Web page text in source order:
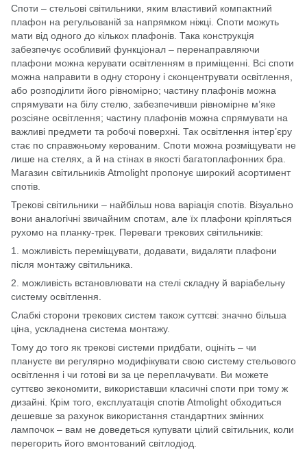
Споти – стельові світильники, яким властивий компактний
плафон на регульованій за напрямком ніжці. Споти можуть
мати від одного до кількох плафонів. Така конструкція
забезпечує особливий функціонал – перенаправляючи
плафони можна керувати освітленням в приміщенні. Всі споти
можна направити в одну сторону і сконцентрувати освітлення,
або розподілити його рівномірно; частину плафонів можна
спрямувати на білу стелю, забезпечивши рівномірне м’яке
розсіяне освітлення; частину плафонів можна спрямувати на
важливі предмети та робочі поверхні. Так освітлення інтер’єру
стає по справжньому керованим. Споти можна розміщувати не
лише на стелях, а й на стінах в якості багатоплафонних бра.
Магазин світильників Atmolight пропонує широкий асортимент
спотів.
Трекові світильники – найбільш нова варіація спотів. Візуально
вони аналогічні звичайним спотам, але їх плафони кріпляться
рухомо на планку-трек. Переваги трекових світильників:
1. можливість переміщувати, додавати, видаляти плафони
після монтажу світильника.
2. можливість встановлювати на стелі складну й варіабельну
систему освітлення.
Слабкі сторони трекових систем також суттєві: значно більша
ціна, ускладнена система монтажу.
Тому до того як трекові системи придбати, оцініть – чи
плануєте ви регулярно модифікувати свою систему стельового
освітлення і чи готові ви за це переплачувати. Ви можете
суттєво зекономити, використавши класичні споти при тому ж
дизайні. Крім того, експлуатація спотів Atmolight обходиться
дешевше за рахунок використання стандартних змінних
лампочок – вам не доведеться купувати цілий світильник, коли
перегорить його вмонтований світлодіод.